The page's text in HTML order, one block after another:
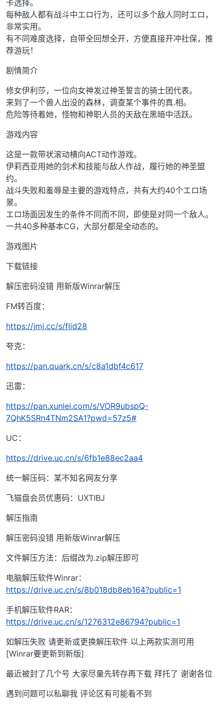
卡选择。
每种敌人都有战斗中エロ行为，还可以多个敌人同时エロ，
非常实用。
有不同难度选择，自带全回想全开，方便直接开冲社保，推
荐游玩！
剧情简介
修女伊利莎，一位向女神发过神圣誓言的骑士团代表。
来到了一个兽人出没的森林，调查某个事件的真.相。
危险等待着她，怪物和神职人员的天敌在黑暗中活跃。
游戏内容
这是一款带状滚动横向ACT动作游戏。
伊莉西亚用她的剑术和技能与敌人作战，履行她的神圣盟
约。
战斗失败和羞辱是主要的游戏特点，共有大约40个エロ场
景。
エロ场面因发生的条件不同而不同，即使是对同一个敌人。
一共40多种基本CG，大部分都是全动态的。
游戏图片
下载链接
解压密码没错 用新版Winrar解压
FM转百度：
https://jmj.cc/s/flid28
夸克：
https://pan.quark.cn/s/c8a1dbf4c617
迅雷：
https://pan.xunlei.com/s/VOR9ubspQ-
7QhK5SRn4TNm2SA1?pwd=57z5#
UC：
https://drive.uc.cn/s/6fb1e88ec2aa4
统一解压码：某不知名网友分享
飞猫盘会员优惠码：UXTIBJ
解压指南
解压密码没错 用新版Winrar解压
文件解压方法：后缀改为.zip解压即可
电脑解压软件Winrar：
https://drive.uc.cn/s/8b018db8eb164?public=1
手机解压软件RAR：
https://drive.uc.cn/s/1276312e86794?public=1
如解压失败 请更新或更换解压软件 以上两款实测可用
[Winrar要更新到新版]
最近被封了几个号 大家尽量先转存再下载 拜托了 谢谢各位
遇到问题可以私聊我 评论区有可能看不到